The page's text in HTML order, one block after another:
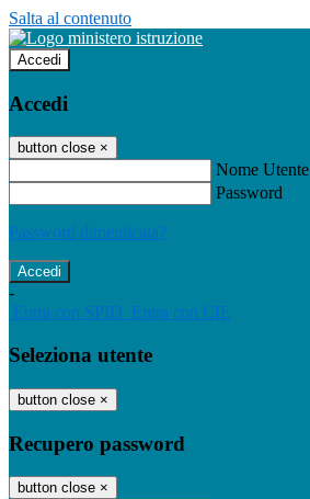
Salta al contenuto
Accedi
Accedi
button close ×
Nome Utente
Password
Password dimenticata?
-
Entra con SPID Entra con CIE
Seleziona utente
button close ×
Recupero password
button close ×